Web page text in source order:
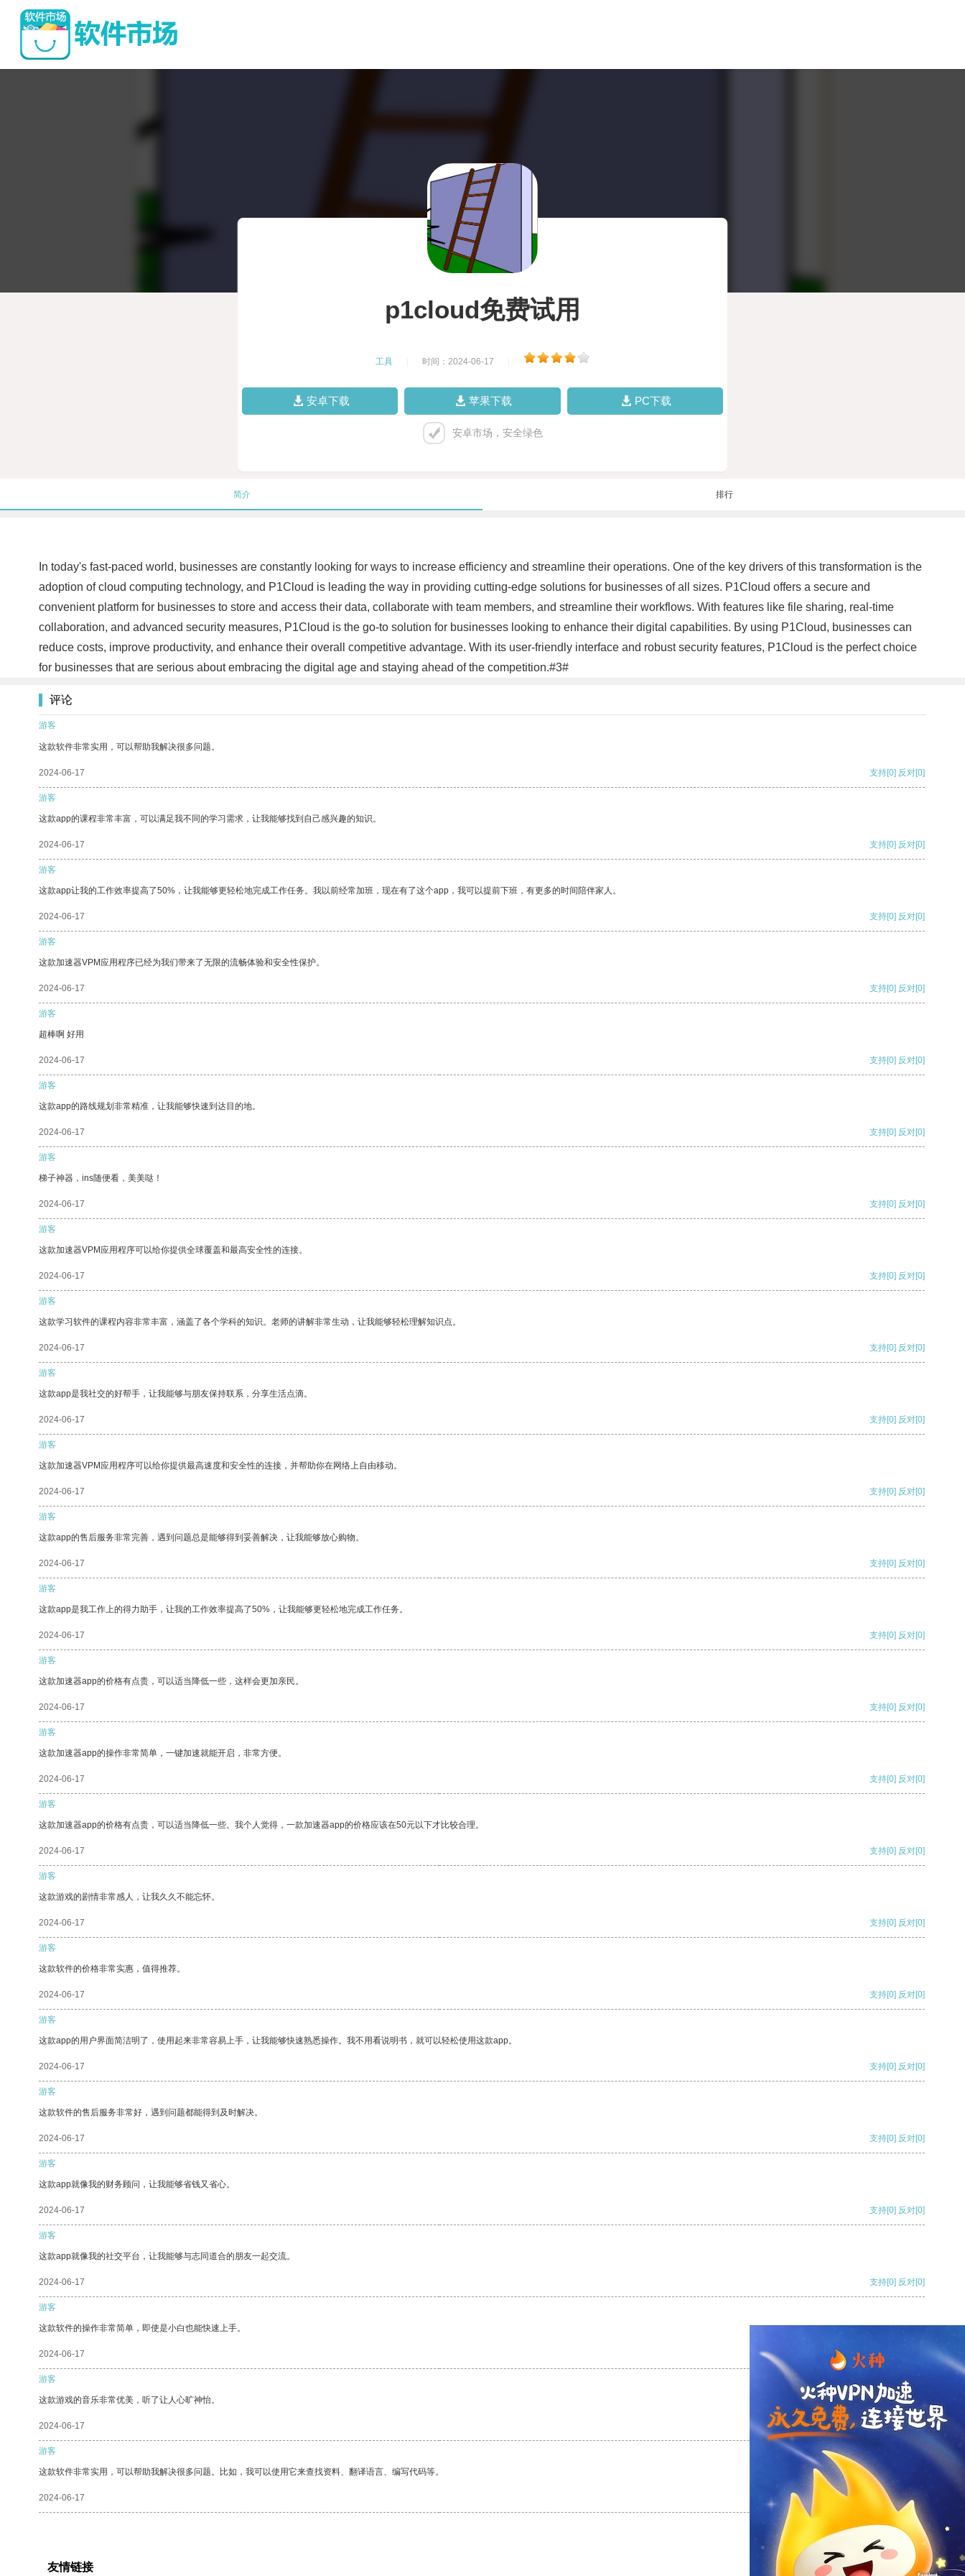
p1cloud免费试用
工具 时间：2024-06-17
安卓下载 苹果下载 PC下载
安卓市场，安全绿色
简介 排行
In today's fast-paced world, businesses are constantly looking for ways to increase efficiency and streamline their operations. One of the key drivers of this transformation is the
adoption of cloud computing technology, and P1Cloud is leading the way in providing cutting-edge solutions for businesses of all sizes. P1Cloud offers a secure and
convenient platform for businesses to store and access their data, collaborate with team members, and streamline their workflows. With features like file sharing, real-time
collaboration, and advanced security measures, P1Cloud is the go-to solution for businesses looking to enhance their digital capabilities. By using P1Cloud, businesses can
reduce costs, improve productivity, and enhance their overall competitive advantage. With its user-friendly interface and robust security features, P1Cloud is the perfect choice
for businesses that are serious about embracing the digital age and staying ahead of the competition.#3#
评论
游客
这款软件非常实用，可以帮助我解决很多问题。
2024-06-17 支持[0] 反对[0]
游客
这款app的课程非常丰富，可以满足我不同的学习需求，让我能够找到自己感兴趣的知识。
2024-06-17 支持[0] 反对[0]
游客
这款app让我的工作效率提高了50%，让我能够更轻松地完成工作任务。我以前经常加班，现在有了这个app，我可以提前下班，有更多的时间陪伴家人。
2024-06-17 支持[0] 反对[0]
游客
这款加速器VPM应用程序已经为我们带来了无限的流畅体验和安全性保护。
2024-06-17 支持[0] 反对[0]
游客
超棒啊 好用
2024-06-17 支持[0] 反对[0]
游客
这款app的路线规划非常精准，让我能够快速到达目的地。
2024-06-17 支持[0] 反对[0]
游客
梯子神器，ins随便看，美美哒！
2024-06-17 支持[0] 反对[0]
游客
这款加速器VPM应用程序可以给你提供全球覆盖和最高安全性的连接。
2024-06-17 支持[0] 反对[0]
游客
这款学习软件的课程内容非常丰富，涵盖了各个学科的知识。老师的讲解非常生动，让我能够轻松理解知识点。
2024-06-17 支持[0] 反对[0]
游客
这款app是我社交的好帮手，让我能够与朋友保持联系，分享生活点滴。
2024-06-17 支持[0] 反对[0]
游客
这款加速器VPM应用程序可以给你提供最高速度和安全性的连接，并帮助你在网络上自由移动。
2024-06-17 支持[0] 反对[0]
游客
这款app的售后服务非常完善，遇到问题总是能够得到妥善解决，让我能够放心购物。
2024-06-17 支持[0] 反对[0]
游客
这款app是我工作上的得力助手，让我的工作效率提高了50%，让我能够更轻松地完成工作任务。
2024-06-17 支持[0] 反对[0]
游客
这款加速器app的价格有点贵，可以适当降低一些，这样会更加亲民。
2024-06-17 支持[0] 反对[0]
游客
这款加速器app的操作非常简单，一键加速就能开启，非常方便。
2024-06-17 支持[0] 反对[0]
游客
这款加速器app的价格有点贵，可以适当降低一些。我个人觉得，一款加速器app的价格应该在50元以下才比较合理。
2024-06-17 支持[0] 反对[0]
游客
这款游戏的剧情非常感人，让我久久不能忘怀。
2024-06-17 支持[0] 反对[0]
游客
这款软件的价格非常实惠，值得推荐。
2024-06-17 支持[0] 反对[0]
游客
这款app的用户界面简洁明了，使用起来非常容易上手，让我能够快速熟悉操作。我不用看说明书，就可以轻松使用这款app。
2024-06-17 支持[0] 反对[0]
游客
这款软件的售后服务非常好，遇到问题都能得到及时解决。
2024-06-17 支持[0] 反对[0]
游客
这款app就像我的财务顾问，让我能够省钱又省心。
2024-06-17 支持[0] 反对[0]
游客
这款app就像我的社交平台，让我能够与志同道合的朋友一起交流。
2024-06-17 支持[0] 反对[0]
游客
这款软件的操作非常简单，即使是小白也能快速上手。
2024-06-17 支持
游客
这款游戏的音乐非常优美，听了让人心旷神怡。
2024-06-17 支持[0] 反对[0]
游客
这款软件非常实用，可以帮助我解决很多问题。比如，我可以使用它来查找资料、翻译语言、编写代码等。
2024-06-17 支持[0] 反对[0]
友情链接